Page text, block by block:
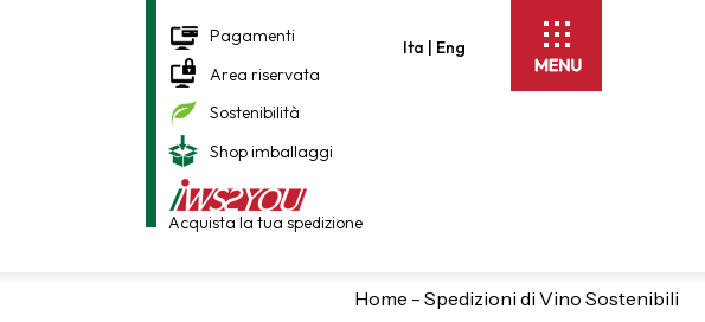
Ita | Eng
Pagamenti
Area riservata
Sostenibilità
Shop imballaggi
Acquista la tua spedizione
Home - Spedizioni di Vino Sostenibili